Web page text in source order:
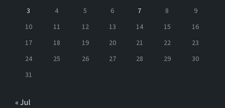
3
4 5 6 7 8
9
10
11 12 13 14 15
16
17
18 19 20 21 22
23
24
25 26 27 28 29
30
31
« Jul